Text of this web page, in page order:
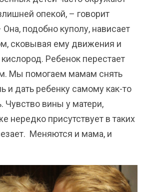
опекой, – говорит
Она, подобно куполу, нависает
сковывая ему движения и
Ребенок перестает
Мы помогаем мамам снять
и дать ребенку самому как-то
Чувство вины у матери,
нередко присутствует в таких
Меняются и мама, и